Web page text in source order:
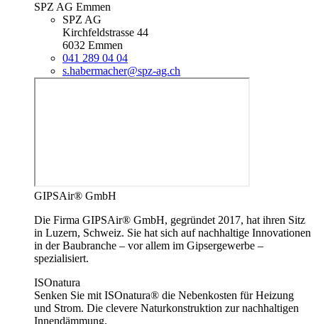
SPZ AG Emmen
SPZ AG
Kirchfeldstrasse 44
6032 Emmen
041 289 04 04
s.habermacher@spz-ag.ch
GIPSAir® GmbH
Die Firma GIPSAir® GmbH, gegründet 2017, hat ihren Sitz
in Luzern, Schweiz. Sie hat sich auf nachhaltige Innovationen
in der Baubranche – vor allem im Gipsergewerbe –
spezialisiert.
ISOnatura
Senken Sie mit ISOnatura® die Nebenkosten für Heizung
und Strom. Die clevere Naturkonstruktion zur nachhaltigen
Innendämmung.